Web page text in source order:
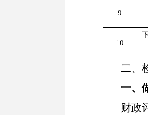
9
10
二、
一、
财政